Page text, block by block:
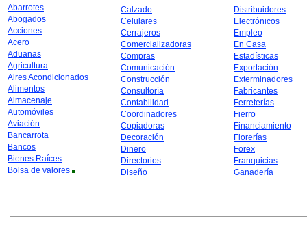
Abarrotes
Abogados
Acciones
Acero
Aduanas
Agricultura
Aires Acondicionados
Alimentos
Almacenaje
Automóviles
Aviación
Bancarrota
Bancos
Bienes Raíces
Bolsa de valores
Calzado
Celulares
Cerrajeros
Comercializadoras
Compras
Comunicación
Construcción
Consultoría
Contabilidad
Coordinadores
Copiadoras
Decoración
Dinero
Directorios
Diseño
Distribuidores
Electrónicos
Empleo
En Casa
Estadísticas
Exportación
Exterminadores
Fabricantes
Ferreterías
Fierro
Financiamiento
Florerías
Forex
Franquicias
Ganadería